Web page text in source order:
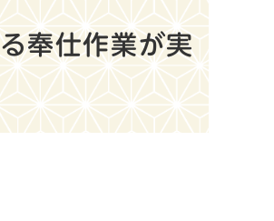
奉仕作業が実